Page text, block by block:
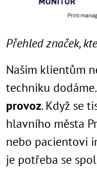
Přehled značek,
Našim klientům
techniku
provoz. Když se
hlavního města
nebo pacientovi
je potřeba se